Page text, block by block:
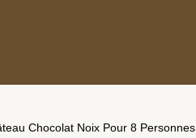
Chocolat Noix Pour 8 Personnes